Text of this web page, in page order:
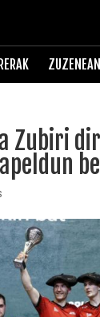
ZUZENEAN
Zubiri